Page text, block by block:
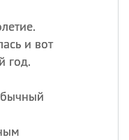
и вот
год.